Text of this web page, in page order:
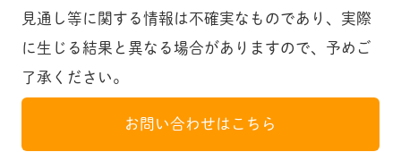
見通し等に関する情報は不確実なものであり、実際
に生じる結果と異なる場合がありますので、予めご
了承ください。
お問い合わせはこちら